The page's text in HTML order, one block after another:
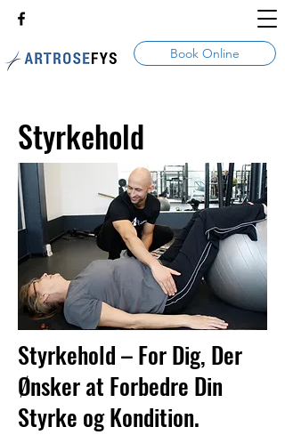
Book Online
Styrkehold
Styrkehold – For Dig, Der
Ønsker at Forbedre Din
Styrke og Kondition.